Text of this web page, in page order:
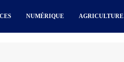
NUMÉRIQUE AGRICULTURE